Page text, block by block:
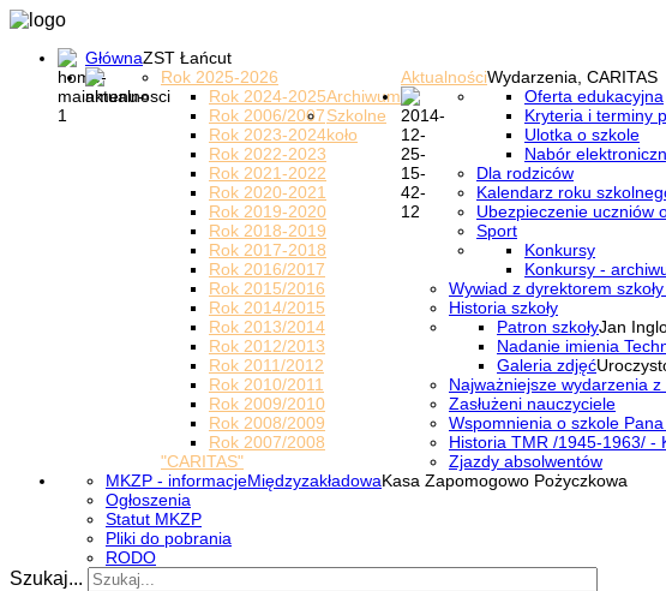
GłównaZST Łańcut
AktualnościWydarzenia, CARITAS
Rok 2025-2026
Archiwum
Rok 2024-2025
Rok 2006/2007
Rok 2023-2024
Rok 2022-2023
Rok 2021-2022
Rok 2020-2021
Rok 2019-2020
Rok 2018-2019
Rok 2017-2018
Rok 2016/2017
Rok 2015/2016
Rok 2014/2015
Rok 2013/2014
Rok 2012/2013
Rok 2011/2012
Rok 2010/2011
Rok 2009/2010
Rok 2008/2009
Rok 2007/2008
Szkolne
koło
"CARITAS"
Oferta edukacyjna
Kryteria i terminy
Ulotka o szkole
Nabór
Dla rodziców
Kalendarz roku
Ubezpieczenie uczniów
Sport
Konkursy
Konkursy -
Wywiad z dyrektorem
Historia szkoły
Patron szkołyJan
Nadanie imienia
Galeria zdjęć
Najważniejsze wydarzenia z
Zasłużeni nauczyciele
Wspomnienia o szkole
Historia TMR /1945-1963/ -
Zjazdy absolwentów
MiędzyzakładowaKasa Zapomogowo Pożyczkowa
MKZP - informacje
Ogłoszenia
Statut MKZP
Pliki do pobrania
RODO
Szukaj...